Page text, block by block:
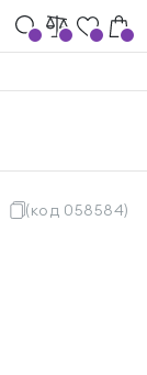
(код 058584)